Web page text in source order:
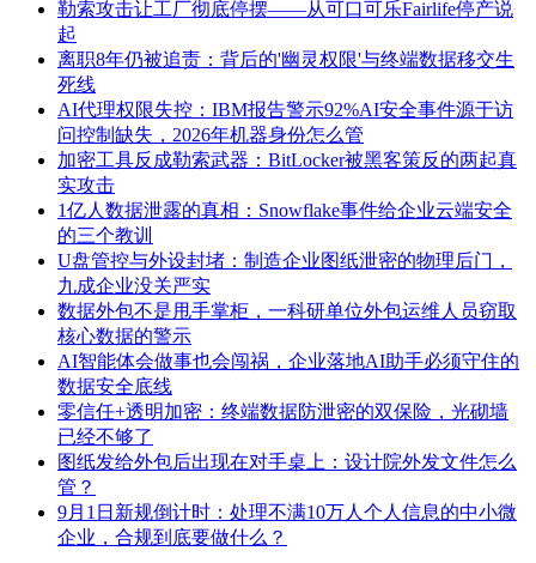
勒索攻击让工厂彻底停摆——从可口可乐Fairlife停产说
起
离职8年仍被追责：背后的'幽灵权限'与终端数据移交生
死线
AI代理权限失控：IBM报告警示92%AI安全事件源于访
问控制缺失，2026年机器身份怎么管
加密工具反成勒索武器：BitLocker被黑客策反的两起真
实攻击
1亿人数据泄露的真相：Snowflake事件给企业云端安全
的三个教训
U盘管控与外设封堵：制造企业图纸泄密的物理后门，
九成企业没关严实
数据外包不是甩手掌柜，一科研单位外包运维人员窃取
核心数据的警示
AI智能体会做事也会闯祸，企业落地AI助手必须守住的
数据安全底线
零信任+透明加密：终端数据防泄密的双保险，光砌墙
已经不够了
图纸发给外包后出现在对手桌上：设计院外发文件怎么
管？
9月1日新规倒计时：处理不满10万人个人信息的中小微
企业，合规到底要做什么？